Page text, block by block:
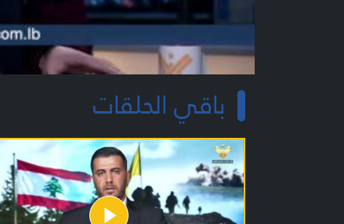
باقي الحلقات